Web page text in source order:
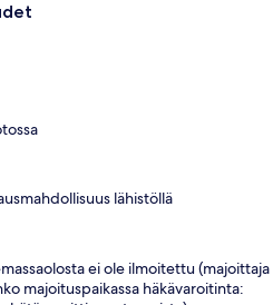
lähistöllä
ei ole ilmoitettu (majoittaja
majoituspaikassa häkävaroitinta: